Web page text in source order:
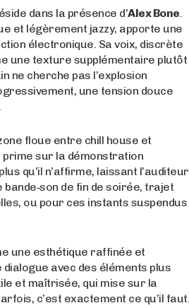
dans la présence d’Alex Bone
et légèrement jazzy, apporte une
électronique. Sa voix, discrète
une texture supplémentaire plutôt
ne cherche pas l’explosion
une tension douce
floue entre chill house et
prime sur la démonstration
qu’il n’affirme, laissant l’auditeur
de fin de soirée, trajet
ou pour ces instants suspendus
une esthétique raffinée et
avec des éléments plus
et maîtrisée, qui mise sur la
c’est exactement ce qu’il faut.